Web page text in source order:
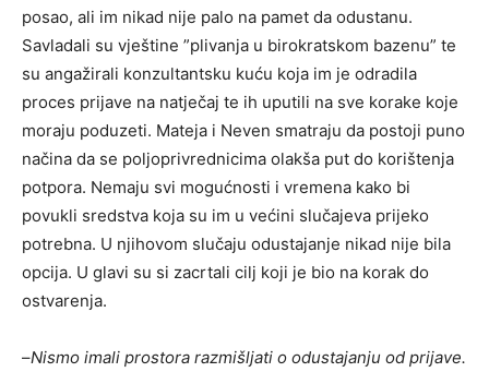
posao, ali im nikad nije palo na pamet da odustanu.
Savladali su vještine ”plivanja u birokratskom bazenu” te
su angažirali konzultantsku kuću koja im je odradila
proces prijave na natječaj te ih uputili na sve korake koje
moraju poduzeti. Mateja i Neven smatraju da postoji puno
načina da se poljoprivrednicima olakša put do korištenja
potpora. Nemaju svi mogućnosti i vremena kako bi
povukli sredstva koja su im u većini slučajeva prijeko
potrebna. U njihovom slučaju odustajanje nikad nije bila
opcija. U glavi su si zacrtali cilj koji je bio na korak do
ostvarenja.
–Nismo imali prostora razmišljati o odustajanju od prijave.